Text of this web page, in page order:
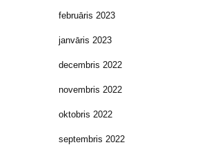
februāris 2023
janvāris 2023
decembris 2022
novembris 2022
oktobris 2022
septembris 2022